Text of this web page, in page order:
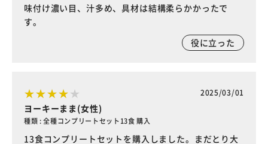
味付け濃い目、汁多め、具材は結構柔らかかったで
す。
役に立った
2025/03/01
ヨーキーまま(女性)
種類 : 全種コンプリートセット13食 購入
13食コンプリートセットを購入しました。まだとり大